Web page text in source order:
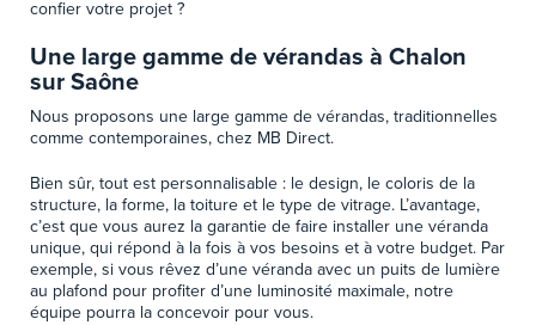
confier votre projet ?
Une large gamme de vérandas à Chalon
sur Saône
Nous proposons une large gamme de vérandas, traditionnelles
comme contemporaines, chez MB Direct.
Bien sûr, tout est personnalisable : le design, le coloris de la
structure, la forme, la toiture et le type de vitrage. L’avantage,
c’est que vous aurez la garantie de faire installer une véranda
unique, qui répond à la fois à vos besoins et à votre budget. Par
exemple, si vous rêvez d’une véranda avec un puits de lumière
au plafond pour profiter d’une luminosité maximale, notre
équipe pourra la concevoir pour vous.